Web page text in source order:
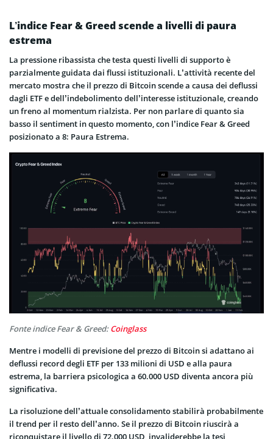
L’indice Fear & Greed scende a livelli di paura
estrema
La pressione ribassista che testa questi livelli di supporto è
parzialmente guidata dai flussi istituzionali. L’attività recente del
mercato mostra che il prezzo di Bitcoin scende a causa dei deflussi
dagli ETF e dell’indebolimento dell’interesse istituzionale, creando
un freno al momentum rialzista. Per non parlare di quanto sia
basso il sentiment in questo momento, con l’indice Fear & Greed
posizionato a 8: Paura Estrema.
Fonte indice Fear & Greed:Coinglass
Mentre i modelli di previsione del prezzo di Bitcoin si adattano ai
deflussi record degli ETF per 133 milioni di USD e alla paura
estrema, la barriera psicologica a 60.000 USD diventa ancora più
significativa.
La risoluzione dell’attuale consolidamento stabilirà probabilmente
il trend per il resto dell’anno. Se il prezzo di Bitcoin riuscirà a
riconquistare il livello di 72.000 USD, invaliderebbe la tesi